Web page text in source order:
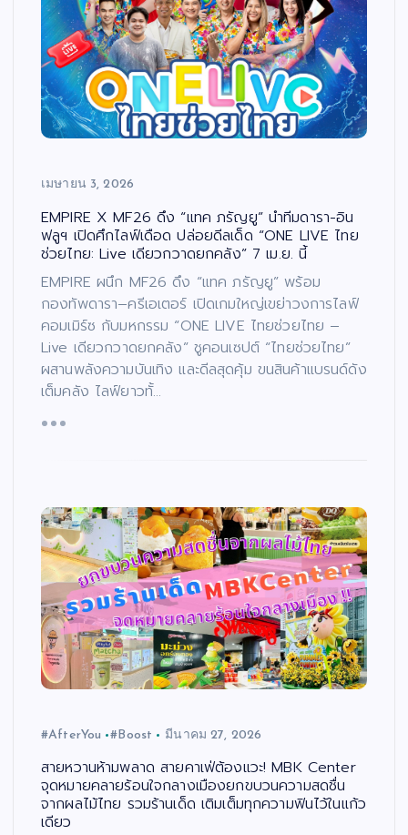
เมษายน 3, 2026
EMPIRE X MF26 ดึง “แทค ภรัญยู” นำทีมดารา-อิน
ฟลูฯ เปิดศึกไลฟ์เดือด ปล่อยดีลเด็ด “ONE LIVE ไทย
ช่วยไทย: Live เดียวกวาดยกคลัง” 7 เม.ย. นี้
EMPIRE ผนึก MF26 ดึง “แทค ภรัญยู” พร้อม
กองทัพดารา–ครีเอเตอร์ เปิดเกมใหญ่เขย่าวงการไลฟ์
คอมเมิร์ซ กับมหกรรม “ONE LIVE ไทยช่วยไทย –
Live เดียวกวาดยกคลัง” ชูคอนเซปต์ “ไทยช่วยไทย”
ผสานพลังความบันเทิง และดีลสุดคุ้ม ขนสินค้าแบรนด์ดัง
เต็มคลัง ไลฟ์ยาวทั้…
#AfterYou #Boost มีนาคม 27, 2026
สายหวานห้ามพลาด สายคาเฟ่ต้องแวะ! MBK Center
จุดหมายคลายร้อนใจกลางเมืองยกขบวนความสดชื่น
จากผลไม้ไทย รวมร้านเด็ด เติมเต็มทุกความฟินไว้ในแก้ว
เดียว